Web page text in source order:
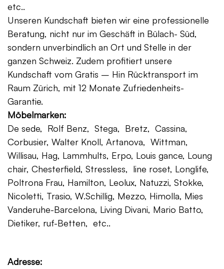
etc..
Unseren Kundschaft bieten wir eine professionelle
Beratung, nicht nur im Geschäft in Bülach- Süd,
sondern unverbindlich an Ort und Stelle in der
ganzen Schweiz. Zudem profitiert unsere
Kundschaft vom Gratis – Hin Rücktransport im
Raum Zürich, mit 12 Monate Zufriedenheits-
Garantie.
Möbelmarken:
De sede, Rolf Benz, Stega, Bretz, Cassina,
Corbusier, Walter Knoll, Artanova, Wittman,
Willisau, Hag, Lammhults, Erpo, Louis gance, Loung
chair, Chesterfield, Stressless, line roset, Longlife,
Poltrona Frau, Hamilton, Leolux, Natuzzi, Stokke,
Nicoletti, Trasio, W.Schillig, Mezzo, Himolla, Mies
Vanderuhe-Barcelona, Living Divani, Mario Batto,
Dietiker, ruf-Betten, etc..
Adresse: